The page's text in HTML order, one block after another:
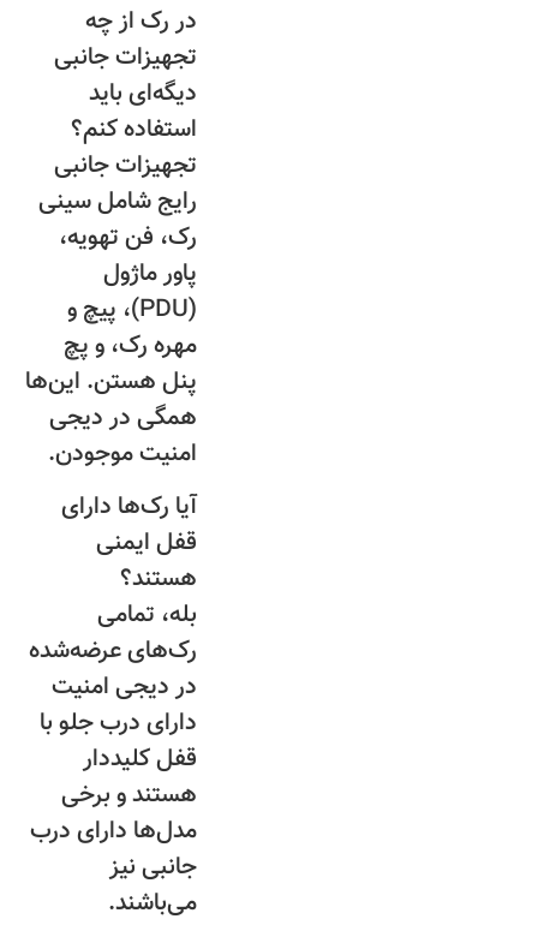
در رک از چه
تجهیزات جانبی
دیگه‌ای باید
استفاده کنم؟
تجهیزات جانبی
رایج شامل سینی
رک، فن تهویه،
پاور ماژول
(PDU)، پیچ و
مهره رک، و پچ
پنل هستن. این‌ها
همگی در دیجی
امنیت موجودن.
آیا رک‌ها دارای
قفل ایمنی
هستند؟
بله، تمامی
رک‌های عرضه‌شده
در دیجی امنیت
دارای درب جلو با
قفل کلید‌دار
هستند و برخی
مدل‌ها دارای درب
جانبی نیز
می‌باشند.